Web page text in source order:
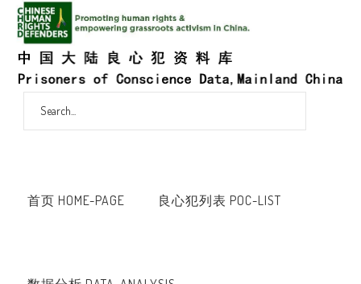
首页 HOME-PAGE 良心犯列表 POC-LIST